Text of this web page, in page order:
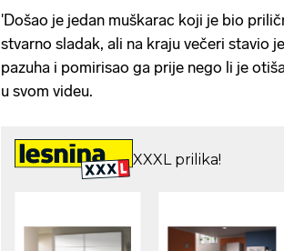
'Došao je jedan muškarac koji je bio
stvarno sladak, ali na kraju večeri stavio
pazuha i pomirisao ga prije nego li je
u svom videu.